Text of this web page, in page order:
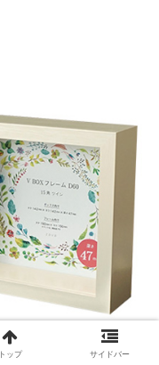
トップ サイドバー